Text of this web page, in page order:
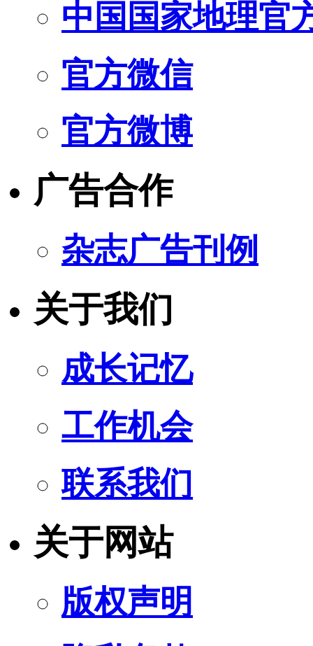
中国国家地理官
官方微信
官方微博
广告合作
杂志广告刊例
关于我们
成长记忆
工作机会
联系我们
关于网站
版权声明